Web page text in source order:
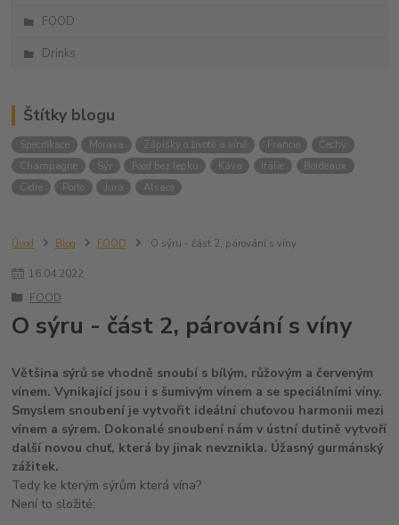
FOOD
Drinks
Štítky blogu
Specifikace Morava Zápisky o životě a víně Francie
Čechy
Champagne
Sýr Food bez lepku Káva Itálie
Bordeaux
Cidre
Porto Jura Alsace
Úvod Blog FOOD O sýru - část 2, párování s víny
16.04.2022
FOOD
O sýru - část 2, párování s víny
Většina sýrů se vhodně snoubí s bílým, růžovým a červeným
vínem. Vynikající jsou i s šumivým vínem a se speciálními víny.
Smyslem snoubení je vytvořit ideální chuťovou harmonii mezi
vínem a sýrem. Dokonalé snoubení nám v ústní dutině vytvoří
další novou chuť, která by jinak nevznikla. Úžasný gurmánský
zážitek.
Tedy ke kterým sýrům která vína?
Není to složité: